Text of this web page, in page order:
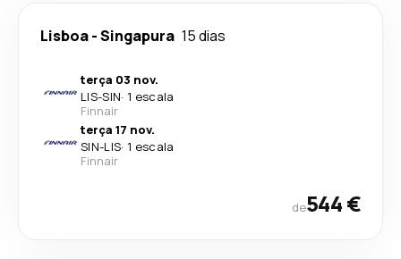
Lisboa-Singapura 15 dias
terça 03 nov.
LIS-SIN· 1 escala
Finnair
terça 17 nov.
SIN-LIS· 1 escala
Finnair
de544 €